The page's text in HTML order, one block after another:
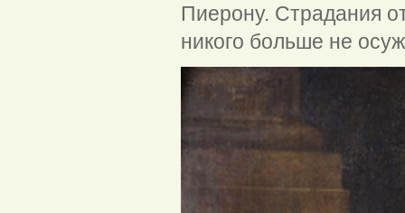
Пиерону. Страдания
никого больше не